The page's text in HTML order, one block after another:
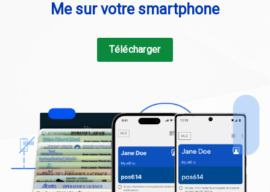
Me sur votre smartphone
Télécharger